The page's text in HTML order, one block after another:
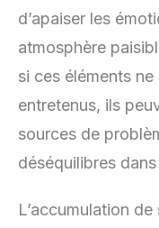
d’apaiser les
atmosphère
si ces éléments
entretenus, ils
sources de
déséquilibres
L’accumulation